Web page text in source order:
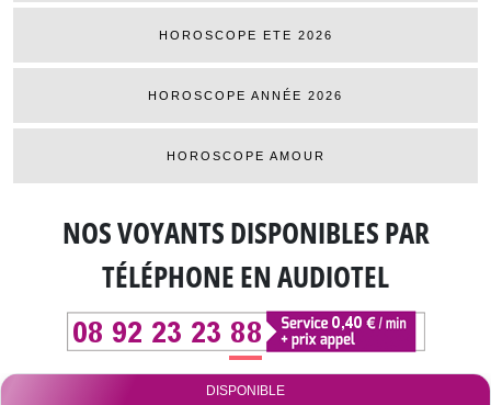
HOROSCOPE ETE 2026
HOROSCOPE ANNÉE 2026
HOROSCOPE AMOUR
NOS VOYANTS DISPONIBLESPAR
TÉLÉPHONE EN AUDIOTEL
DISPONIBLE